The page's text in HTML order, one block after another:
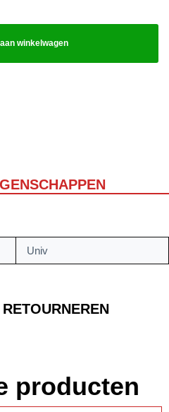
winkelwagen
Univ
producten